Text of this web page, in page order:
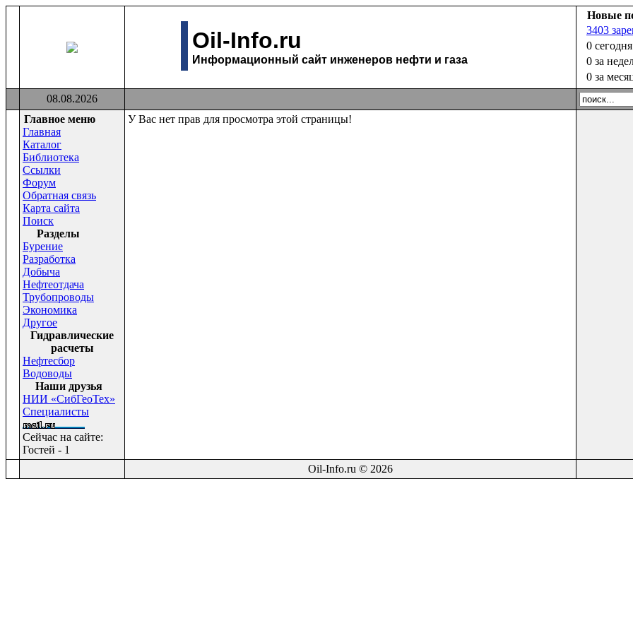
Oil-Info.ru
Информационный сайт инженеров нефти и газа
Новые
3403
0 сегодня
0 за
0 за
08.08.2026
Главное меню
Главная
Каталог
Библиотека
Ссылки
Форум
Обратная связь
Карта сайта
Поиск
Раздeлы
Бурение
Разработка
Добыча
Нефтеотдача
Трубопроводы
Экономика
Другое
Гидравлические
расчеты
Нефтесбор
Водоводы
Наши друзья
НИИ «СибГеоТех»
Специалисты
Сейчас на сайте:
Гостей - 1
У Вас нет прав для просмотра этой страницы!
Oil-Info.ru © 2026